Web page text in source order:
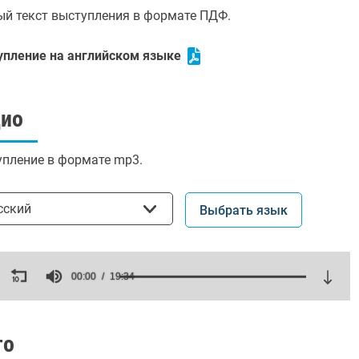
текст выступления в формате ПДФ.
на английском языке
в формате mp3.
Выбрать язык
00:00 19:34